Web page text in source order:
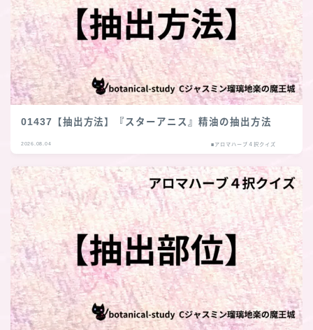
01437【抽出方法】『スターアニス』精油の抽出方法
2026.08.04 ■アロマハーブ４択クイズ